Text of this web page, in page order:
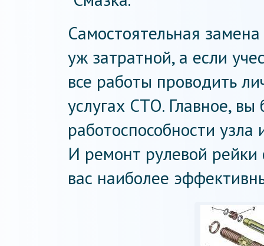
Самостоятельная
уж затратной, а если
все работы проводить
услугах СТО. Главное,
работоспособности
И ремонт рулевой
вас наиболее